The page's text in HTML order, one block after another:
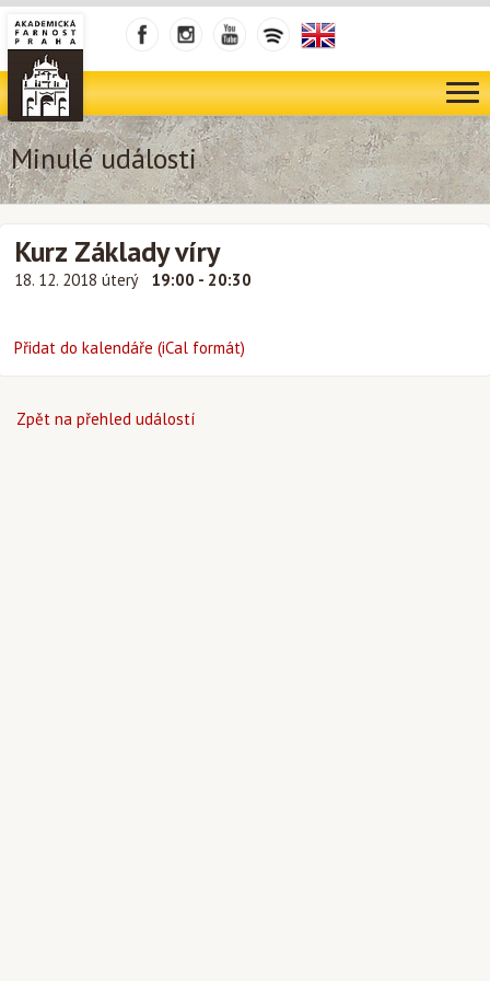
Minulé události
Kurz Základy víry
18. 12. 2018 úterý 19:00 - 20:30
Přidat do kalendáře (iCal formát)
Zpět na přehled událostí